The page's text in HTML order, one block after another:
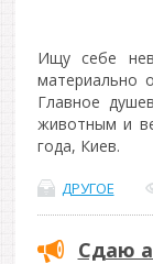
Ищу себе
материально
Главное
животным и
года, Киев.
ДРУГОЕ
Сдаю